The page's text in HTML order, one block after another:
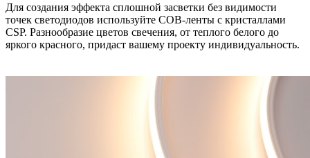
Для создания эффекта сплошной засветки без видимости
точек светодиодов используйте СОВ-ленты с кристаллами
CSP. Разнообразие цветов свечения, от теплого белого до
яркого красного, придаст вашему проекту индивидуальность.